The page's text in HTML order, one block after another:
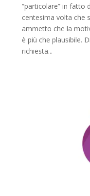
“particolare” in fatto
centesima volta che
ammetto che la
è più che plausibile.
richiesta...